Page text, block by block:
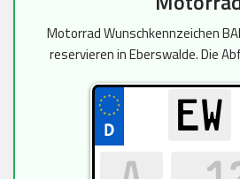
Motorrad Wunschkennzeichen
reservieren in Eberswalde. Die